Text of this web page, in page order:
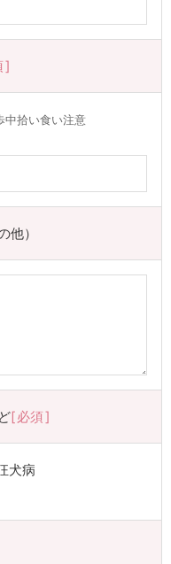
中拾い食い注意
他）
必須
犬病